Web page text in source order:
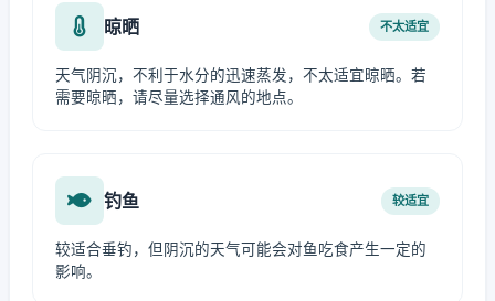
晾晒 不太适宜
天气阴沉，不利于水分的迅速蒸发，不太适宜晾晒。若
需要晾晒，请尽量选择通风的地点。
钓鱼 较适宜
较适合垂钓，但阴沉的天气可能会对鱼吃食产生一定的
影响。